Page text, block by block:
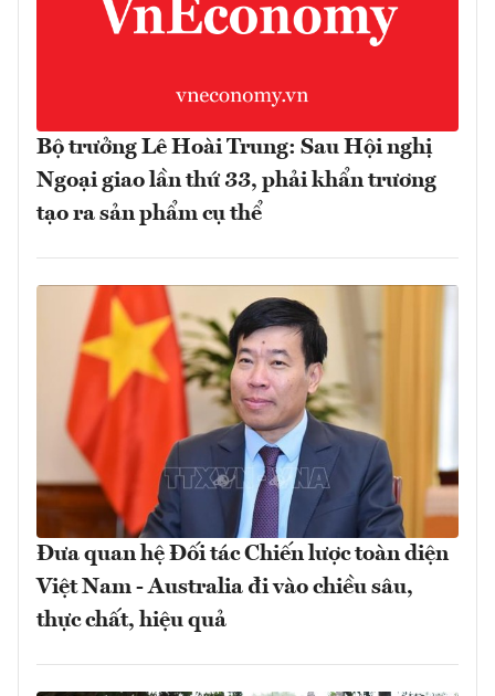
Bộ trưởng Lê Hoài Trung: Sau Hội nghị
Ngoại giao lần thứ 33, phải khẩn trương
tạo ra sản phẩm cụ thể
Đưa quan hệ Đối tác Chiến lược toàn diện
Việt Nam - Australia đi vào chiều sâu,
thực chất, hiệu quả